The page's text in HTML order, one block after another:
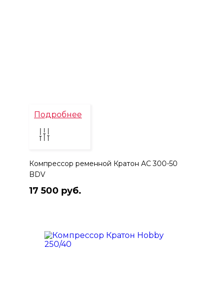
Подробнее
Компрессор ременной Кратон AC 300-50
BDV
17 500 руб.